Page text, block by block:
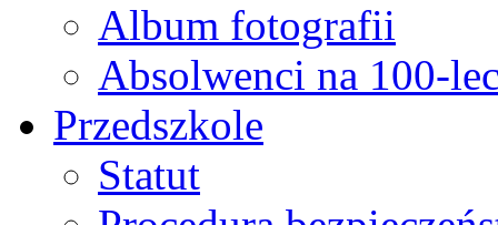
Album fotografii
Absolwenci na 100-
Przedszkole
Statut